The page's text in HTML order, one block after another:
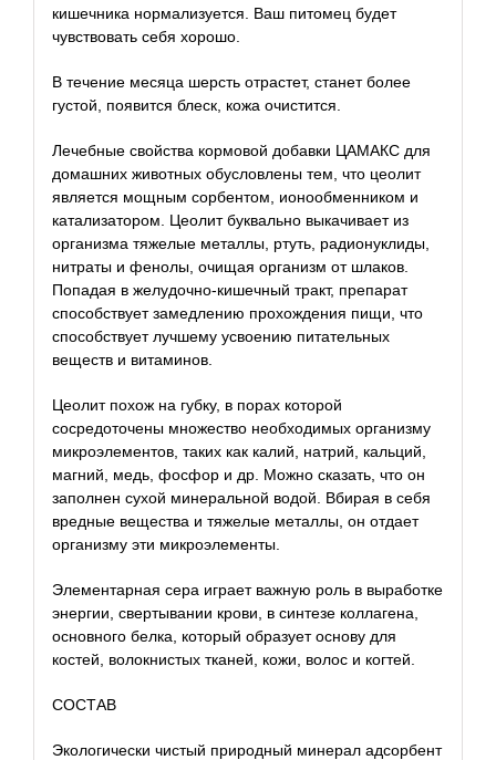
кишечника нормализуется. Ваш питомец будет
чувствовать себя хорошо.
В течение месяца шерсть отрастет, станет более
густой, появится блеск, кожа очистится.
Лечебные свойства кормовой добавки ЦАМАКС для
домашних животных обусловлены тем, что цеолит
является мощным сорбентом, ионообменником и
катализатором. Цеолит буквально выкачивает из
организма тяжелые металлы, ртуть, радионуклиды,
нитраты и фенолы, очищая организм от шлаков.
Попадая в желудочно-кишечный тракт, препарат
способствует замедлению прохождения пищи, что
способствует лучшему усвоению питательных
веществ и витаминов.
Цеолит похож на губку, в порах которой
сосредоточены множество необходимых организму
микроэлементов, таких как калий, натрий, кальций,
магний, медь, фосфор и др. Можно сказать, что он
заполнен сухой минеральной водой. Вбирая в себя
вредные вещества и тяжелые металлы, он отдает
организму эти микроэлементы.
Элементарная сера играет важную роль в выработке
энергии, свертывании крови, в синтезе коллагена,
основного белка, который образует основу для
костей, волокнистых тканей, кожи, волос и когтей.
СОСТАВ
Экологически чистый природный минерал адсорбент